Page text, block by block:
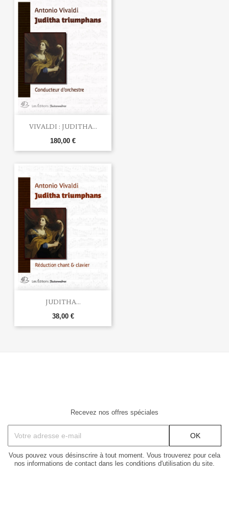
VIVALDI : JUDITHA...
180,00 €
JUDITHA...
38,00 €
Recevez nos offres spéciales
Vous pouvez vous désinscrire à tout moment. Vous trouverez pour cela
nos informations de contact dans les conditions d'utilisation du site.